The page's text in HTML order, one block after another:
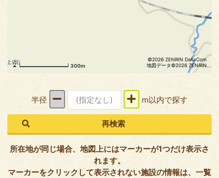
300m
©2026 ZENRIN DataCom
地図データ©2026 ZENRIN
半径 m以内で探す
所在地が同じ場合、地図上にはマーカーが1つだけ表示さ
れます。
マーカーをクリックして表示されない施設の情報は、一覧